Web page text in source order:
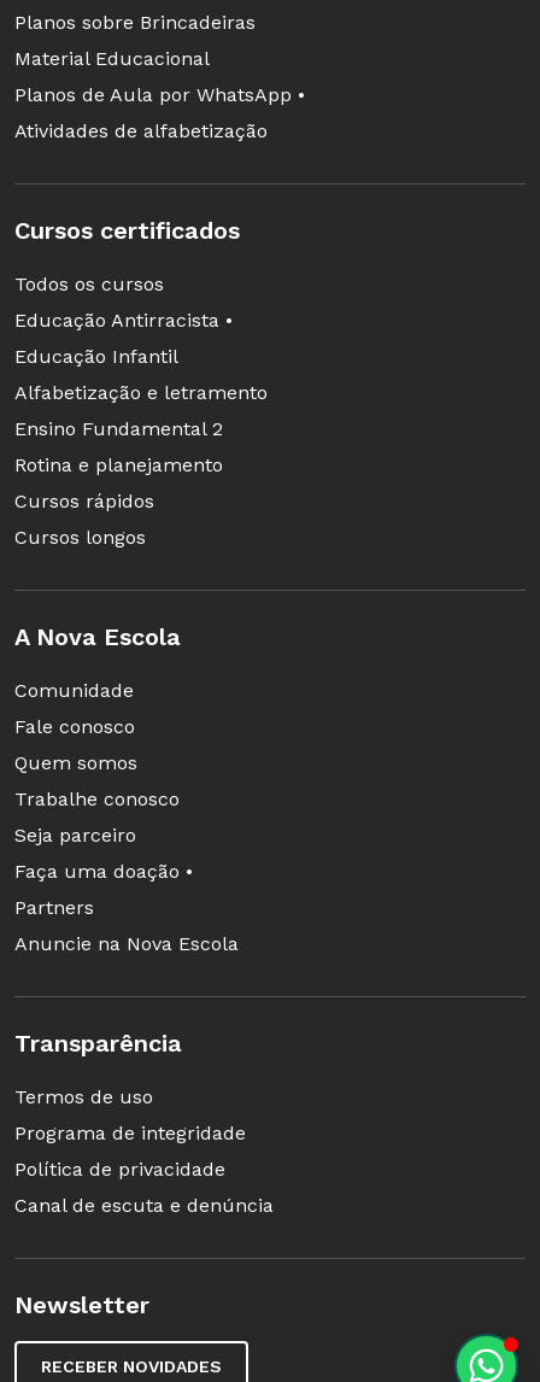
Planos sobre Brincadeiras
Material Educacional
Planos de Aula por WhatsApp •
Atividades de alfabetização
Cursos certificados
Todos os cursos
Educação Antirracista •
Educação Infantil
Alfabetização e letramento
Ensino Fundamental 2
Rotina e planejamento
Cursos rápidos
Cursos longos
A Nova Escola
Comunidade
Fale conosco
Quem somos
Trabalhe conosco
Seja parceiro
Faça uma doação •
Partners
Anuncie na Nova Escola
Transparência
Termos de uso
Programa de integridade
Política de privacidade
Canal de escuta e denúncia
Newsletter
RECEBER NOVIDADES